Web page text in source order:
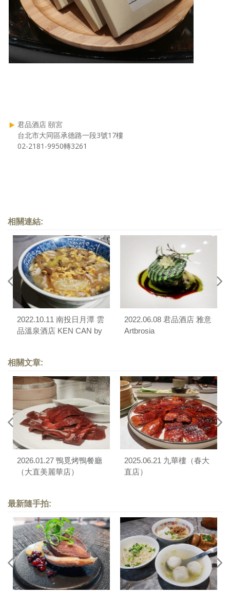
君品酒店 頤宮
台北市大同區承德路一段3號17樓
02-2181-9950轉3261
相關連結:
2022.10.11 南投日月潭 雲
品溫泉酒店 KEN CAN by
2022.06.08 君品酒店 雅意
Artbrosia
相關文章:
2026.01.27 鴨覓烤鴨餐廳
（大直美麗華店）
2025.06.21 九華樓（春大
直店）
最新隨手拍: